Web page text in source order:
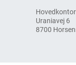
Uraniavej 6
8700